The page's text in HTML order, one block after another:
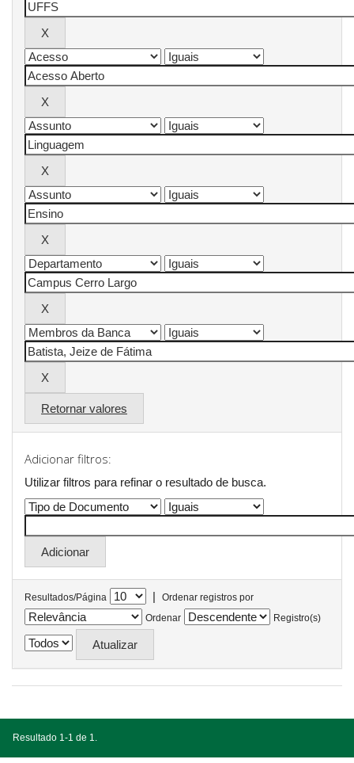
Retornar valores
Adicionar filtros:
Utilizar filtros para refinar o resultado de busca.
Resultados/Página |
Ordenar registros por
Ordenar
Registro(s)
Resultado 1-1 de 1.